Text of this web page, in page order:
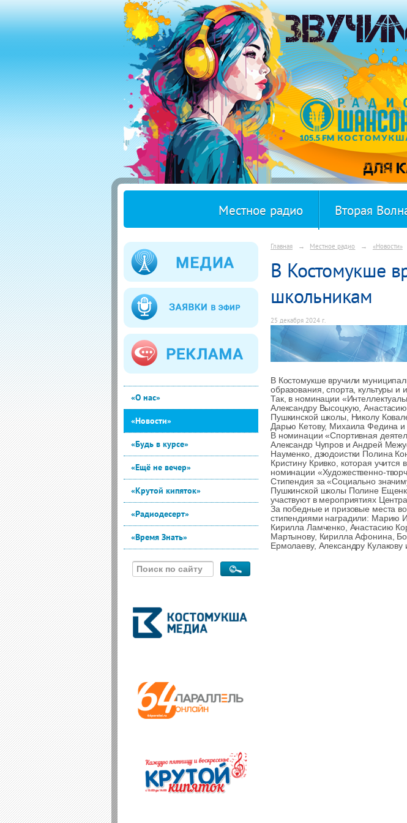
Местное радио Вторая
«О нас»
«Новости»
«Будь в курсе»
«Ещё не вечер»
«Крутой кипяток»
«Радиодесерт»
«Время Знать»
Главная → Местное радио → «Новости»
В Костомукше
школьникам
25 декабря 2024 г.
В Костомукше вручили
образования, спорта, культуры и
Так, в номинации
Александру Высоцкую,
Пушкинской школы, Николу
Дарью Кетову, Михаила Федина и
В номинации «Спортивная
Александр Чупров и Андрей
Науменко, дзюдоистки Полина
Кристину Кривко, которая
номинации «Художественно-
Стипендия за «Социально
Пушкинской школы Полине
участвуют в мероприятиях
За победные и призовые места
стипендиями наградили: Марию
Кирилла Ламченко, Анастасию
Мартынову, Кирилла Афонина,
Ермолаеву, Александру Кулакову